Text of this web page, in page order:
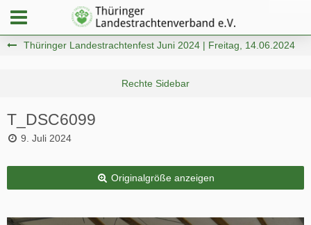
Thüringer Landestrachtenfest Juni 2024 | Freitag, 14.06.2024
T_DSC6099
9. Juli 2024
Originalgröße anzeigen